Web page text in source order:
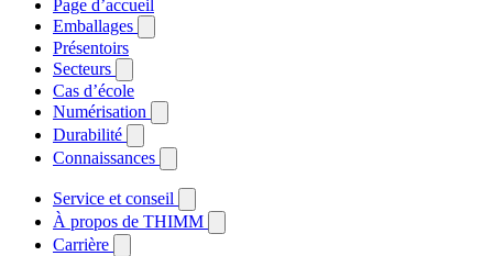
Page d’accueil
Emballages
Présentoirs
Secteurs
Cas d’école
Numérisation
Durabilité
Connaissances
Service et conseil
À propos de THIMM
Carrière